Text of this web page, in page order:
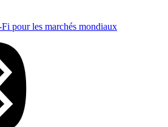
pour les marchés mondiaux